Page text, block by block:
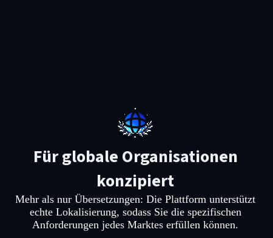
Für globale Organisationen
konzipiert
Mehr als nur Übersetzungen: Die Plattform unterstützt
echte Lokalisierung, sodass Sie die spezifischen
Anforderungen jedes Marktes erfüllen können.